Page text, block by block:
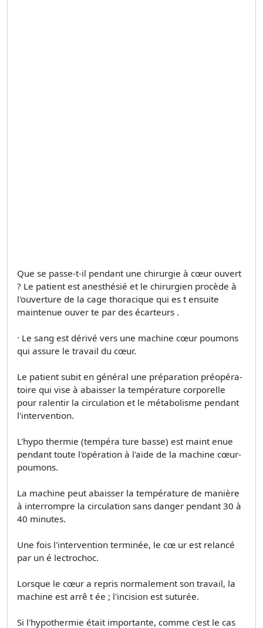
Que se passe-t-il pendant une chirurgie à cœur ouvert
? Le patient est anesthésié et le chirurgien procède à
l'ouverture de la cage thoracique qui es t ensuite
maintenue ouver te par des écarteurs .
· Le sang est dérivé vers une machine cœur­ poumons
qui assure le travail du cœur.
Le patient subit en général une préparation préopéra­
toire qui vise à abaisser la température corporelle
pour ralentir la circulation et le métabolisme pendant
l'intervention.
L'hypo thermie (tempéra­ ture basse) est maint enue
pendant toute l'opération à l'aide de la machine cœur­
poumons.
La machine peut abaisser la température de manière
à interrompre la circulation sans danger pendant 30 à
40 minutes.
Une fois l'intervention terminée, le cœ ur est relancé
par un é lectrochoc.
Lorsque le cœur a repris normalement son travail, la
machine est arrê t ée ; l'incision est suturée.
Si l'hypothermie était importante, comme c'est le cas